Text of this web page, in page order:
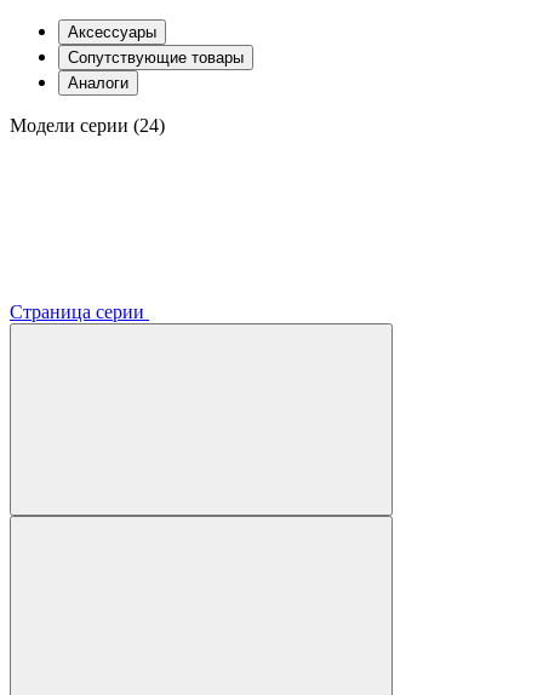
Аксессуары
Сопутствующие товары
Аналоги
Модели серии (24)
Страница серии